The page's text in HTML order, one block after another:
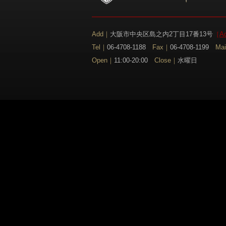
Add｜ 大阪市中央区島之内2丁目17番13号 ［
Tel｜ 06-4708-1188 Fax｜ 06-4708-1199
Open｜ 11:00-20:00 Close｜ 水曜日